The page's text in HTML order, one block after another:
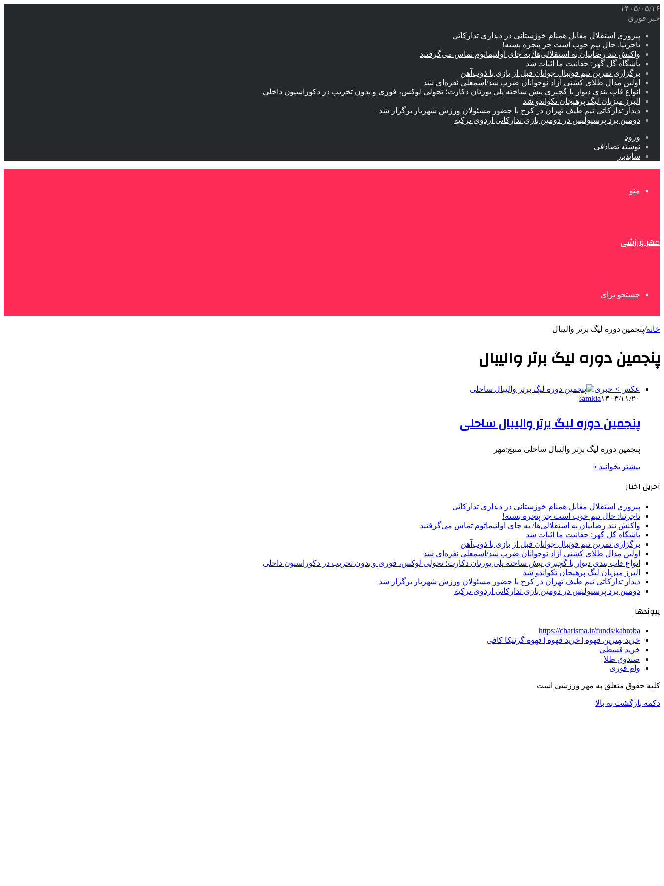
۱۴۰۵/۰۵/۱۶
خبر فوری
پیروزی استقلال مقابل همنام خوزستانی در دیداری تدارکاتی
تاجرنیا: حال تیم خوب است جز پنجره بسته!
واکنش تند رضاییان به استقلالی‌ها/ به جای اولتیماتوم تماس می‌گرفتید
باشگاه گل گهر: حقانیت ما اثبات شد
برگزاری تمرین تیم فوتبال جوانان قبل از بازی با ذوب‌آهن
اولین مدال طلای کشتی آزاد نوجوانان ضرب شد/اسمعلی نقره‌ای شد
انواع قاب بندی دیوار با گچبری پیش ساخته پلی یورتان دکارت؛ تحولی لوکس، فوری و بدون تخریب در دکوراسیون داخلی
البرز میزبان لیگ پرهیجان تکواندو شد
دیدار تدارکاتی تیم طیف تهران در کرج با حضور مسئولان ورزش شهریار برگزار شد
دومین برد پرسپولیس در دومین بازی تدارکاتی اردوی ترکیه
ورود
نوشته تصادفی
سایدبار
منو
مهر ورزشی
جستجو برای
خانه/پنجمین دوره لیگ برتر والیبال
پنجمین دوره لیگ برتر والیبال
عکس > خبری
samkia۱۴۰۳/۱۱/۲۰
پنجمین دوره لیگ برتر والیبال ساحلی
پنجمین دوره لیگ برتر والیبال ساحلی منبع:مهر
بیشتر بخوانید »
آخرین اخبار
پیروزی استقلال مقابل همنام خوزستانی در دیداری تدارکاتی
تاجرنیا: حال تیم خوب است جز پنجره بسته!
واکنش تند رضاییان به استقلالی‌ها/ به جای اولتیماتوم تماس می‌گرفتید
باشگاه گل گهر: حقانیت ما اثبات شد
برگزاری تمرین تیم فوتبال جوانان قبل از بازی با ذوب‌آهن
اولین مدال طلای کشتی آزاد نوجوانان ضرب شد/اسمعلی نقره‌ای شد
انواع قاب بندی دیوار با گچبری پیش ساخته پلی یورتان دکارت؛ تحولی لوکس، فوری و بدون تخریب در دکوراسیون داخلی
البرز میزبان لیگ پرهیجان تکواندو شد
دیدار تدارکاتی تیم طیف تهران در کرج با حضور مسئولان ورزش شهریار برگزار شد
دومین برد پرسپولیس در دومین بازی تدارکاتی اردوی ترکیه
پیوندها
https://charisma.ir/funds/kahroba
خرید بهترین قهوه | خرید قهوه | قهوه گرنیکا کافی
خرید قسطی
صندوق طلا
وام فوری
کلیه حقوق متعلق به مهر ورزشی است
دکمه بازگشت به بالا